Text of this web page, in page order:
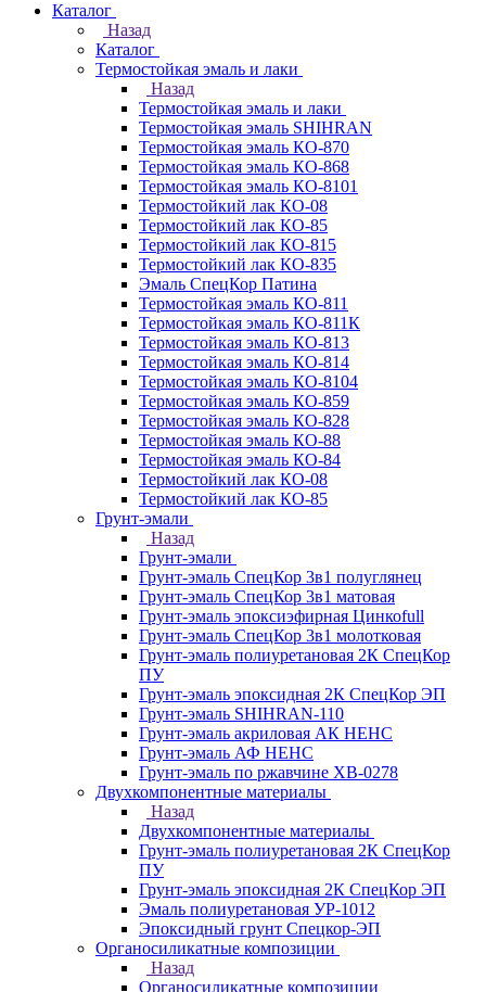
Каталог
Назад
Каталог
Термостойкая эмаль и лаки
Назад
Термостойкая эмаль и лаки
Термостойкая эмаль SHIHRAN
Термостойкая эмаль КО-870
Термостойкая эмаль КО-868
Термостойкая эмаль КО-8101
Термостойкий лак КО-08
Термостойкий лак КО-85
Термостойкий лак КО-815
Термостойкий лак КО-835
Эмаль СпецКор Патина
Термостойкая эмаль КО-811
Термостойкая эмаль КО-811К
Термостойкая эмаль КО-813
Термостойкая эмаль КО-814
Термостойкая эмаль КО-8104
Термостойкая эмаль КО-859
Термостойкая эмаль КО-828
Термостойкая эмаль КО-88
Термостойкая эмаль КО-84
Термостойкий лак КО-08
Термостойкий лак КО-85
Грунт-эмали
Назад
Грунт-эмали
Грунт-эмаль СпецКор 3в1 полуглянец
Грунт-эмаль СпецКор 3в1 матовая
Грунт-эмаль эпоксиэфирная Цинкоfull
Грунт-эмаль СпецКор 3в1 молотковая
Грунт-эмаль полиуретановая 2К СпецКор
ПУ
Грунт-эмаль эпоксидная 2К СпецКор ЭП
Грунт-эмаль SHIHRAN-110
Грунт-эмаль акриловая АК НЕНС
Грунт-эмаль АФ НЕНС
Грунт-эмаль по ржавчине ХВ-0278
Двухкомпонентные материалы
Назад
Двухкомпонентные материалы
Грунт-эмаль полиуретановая 2К СпецКор
ПУ
Грунт-эмаль эпоксидная 2К СпецКор ЭП
Эмаль полиуретановая УР-1012
Эпоксидный грунт Спецкор-ЭП
Органосиликатные композиции
Назад
Органосиликатные композиции